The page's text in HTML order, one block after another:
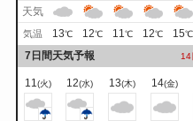
天気
気温 13℃ 12℃ 11℃ 12℃ 15℃
7日間天気予報 14
11(火) 12(水) 13(木) 14(金)